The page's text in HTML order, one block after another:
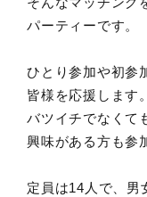
パーティーです。
ひとり参加や初参
皆様を応援します
バツイチでなくて
興味がある方も参
定員は14人で、男